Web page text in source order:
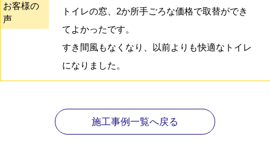
お客様の
声
トイレの窓、2か所手ごろな価格で取替ができ
てよかったです。
すき間風もなくなり、以前よりも快適なトイレ
になりました。
施工事例一覧へ戻る